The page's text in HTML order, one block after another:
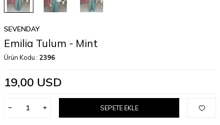
SEVENDAY
Emilia Tulum - Mint
Ürün Kodu : 2396
19,00 USD
SEPETE EKLE